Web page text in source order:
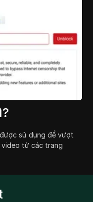
sử dụng để vượt
video từ các trang